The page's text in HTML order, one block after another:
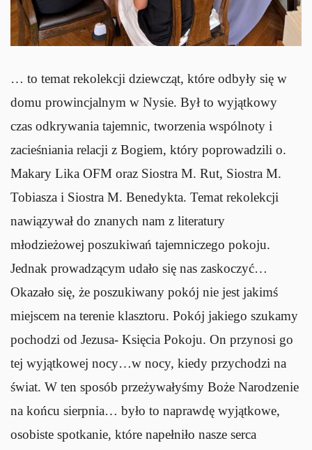
… to temat rekolekcji dziewcząt, które odbyły się w
domu prowincjalnym w Nysie. Był to wyjątkowy
czas odkrywania tajemnic, tworzenia wspólnoty i
zacieśniania relacji z Bogiem, który poprowadzili o.
Makary Lika OFM oraz Siostra M. Rut, Siostra M.
Tobiasza i Siostra M. Benedykta. Temat rekolekcji
nawiązywał do znanych nam z literatury
młodzieżowej poszukiwań tajemniczego pokoju.
Jednak prowadzącym udało się nas zaskoczyć…
Okazało się, że poszukiwany pokój nie jest jakimś
miejscem na terenie klasztoru. Pokój jakiego szukamy
pochodzi od Jezusa- Księcia Pokoju. On przynosi go
tej wyjątkowej nocy…w nocy, kiedy przychodzi na
świat. W ten sposób przeżywałyśmy Boże Narodzenie
na końcu sierpnia… było to naprawdę wyjątkowe,
osobiste spotkanie, które napełniło nasze serca